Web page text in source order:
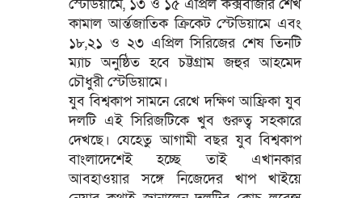
স্টেডিয়ামে, ১৩ ও ১৫ এপ্রিল কক্সবাজার শেখ
কামাল আর্ন্তজাতিক ক্রিকেট স্টেডিয়ামে এবং
১৮,২১ ও ২৩ এপ্রিল সিরিজের শেষ তিনটি
ম্যাচ অনুষ্ঠিত হবে চট্টগ্রাম জহুর আহমেদ
চৌধুরী স্টেডিয়ামে।
যুব বিশ্বকাপ সামনে রেখে দক্ষিণ আফ্রিকা যুব
দলটি এই সিরিজটিকে খুব গুরুত্ব সহকারে
দেখছে। যেহেতু আগামী বছর যুব বিশ্বকাপ
বাংলাদেশেই হচ্ছে তাই এখানকার
আবহাওয়ার সঙ্গে নিজেদের খাপ খাইয়ে